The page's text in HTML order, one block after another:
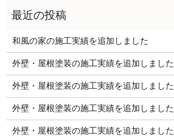
和風の家の施工実績を追加しました
外壁・屋根塗装の施工実績を追加しました
外壁・屋根塗装の施工実績を追加しました
外壁・屋根塗装の施工実績を追加しました
外壁・屋根塗装の施工実績を追加しました